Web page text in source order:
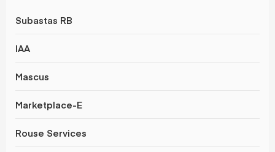
Subastas RB
IAA
Mascus
Marketplace-E
Rouse Services